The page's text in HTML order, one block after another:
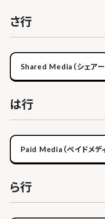
さ行
Shared Media（シェアー
は行
Paid Media（ペイドメデ
ら行